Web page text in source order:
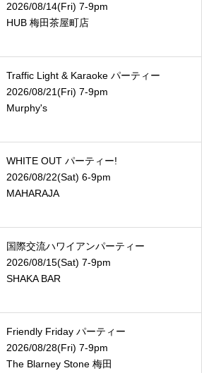
2026/08/14(Fri) 7-9pm
HUB 梅田茶屋町店
Traffic Light & Karaoke パーティー
2026/08/21(Fri) 7-9pm
Murphy's
WHITE OUT パーティー!
2026/08/22(Sat) 6-9pm
MAHARAJA
国際交流ハワイアンパーティー
2026/08/15(Sat) 7-9pm
SHAKA BAR
Friendly Friday パーティー
2026/08/28(Fri) 7-9pm
The Blarney Stone 梅田